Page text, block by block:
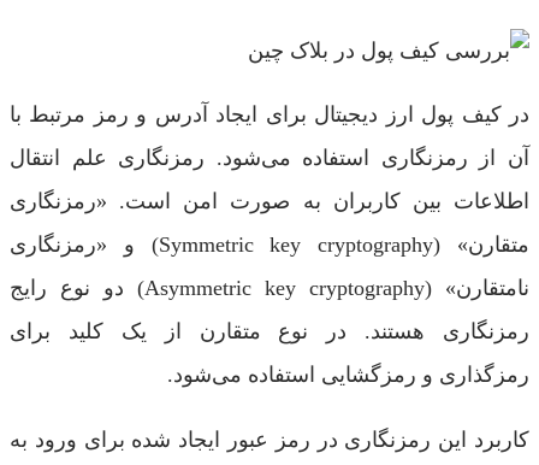
در کیف پول ارز دیجیتال برای ایجاد آدرس و رمز مرتبط با
آن از رمزنگاری استفاده می‌شود. رمزنگاری علم انتقال
اطلاعات بین کاربران به صورت امن است. «رمزنگاری
متقارن» (Symmetric key cryptography) و «رمزنگاری
نامتقارن» (Asymmetric key cryptography) دو نوع رایج
رمزنگاری هستند. در نوع متقارن از یک کلید برای
رمزگذاری و رمزگشایی استفاده می‌شود.
کاربرد این رمزنگاری در رمز عبور ایجاد شده برای ورود به